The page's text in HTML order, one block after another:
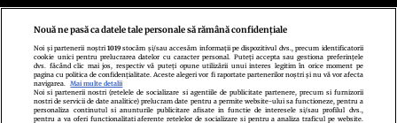
Politica de confidenţialitatePolitica de cookiesTermeni şi condiţii
Echipa redacționalăContactSetări Cookies
Nouă ne pasă ca datele tale personale să rămână confidențiale
Noi și partenerii noștri1019 stocăm și/sau accesăm informații pe dispozitivul dvs., precum identificatorii
cookie unici pentru prelucrarea datelor cu caracter personal. Puteți accepta sau gestiona preferințele
dvs. făcând clic mai jos, respectiv vă puteți opune utilizării unui interes legitim în orice moment pe
pagina cu politica de confidențialitate. Aceste alegeri vor fi raportate partenerilor noștri și nu vă vor afecta
navigarea.
Mai multe detalii
Noi si partenerii nostri (retelele de socializare si agentiile de publicitate partenere, precum si furnizorii
nostri de servicii de date analitice) prelucram date pentru a permite website-ului sa functioneze, pentru a
personaliza continutul si anunturile publicitare afisate in functie de interesele si/sau profilul dvs.,
pentru a va oferi functionalitati aferente retelelor de socializare si pentru a analiza traficul pe website.